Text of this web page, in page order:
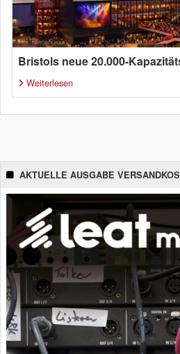
Bristols neue 20.000-
Weiterlesen
AKTUELLE AUSGABE